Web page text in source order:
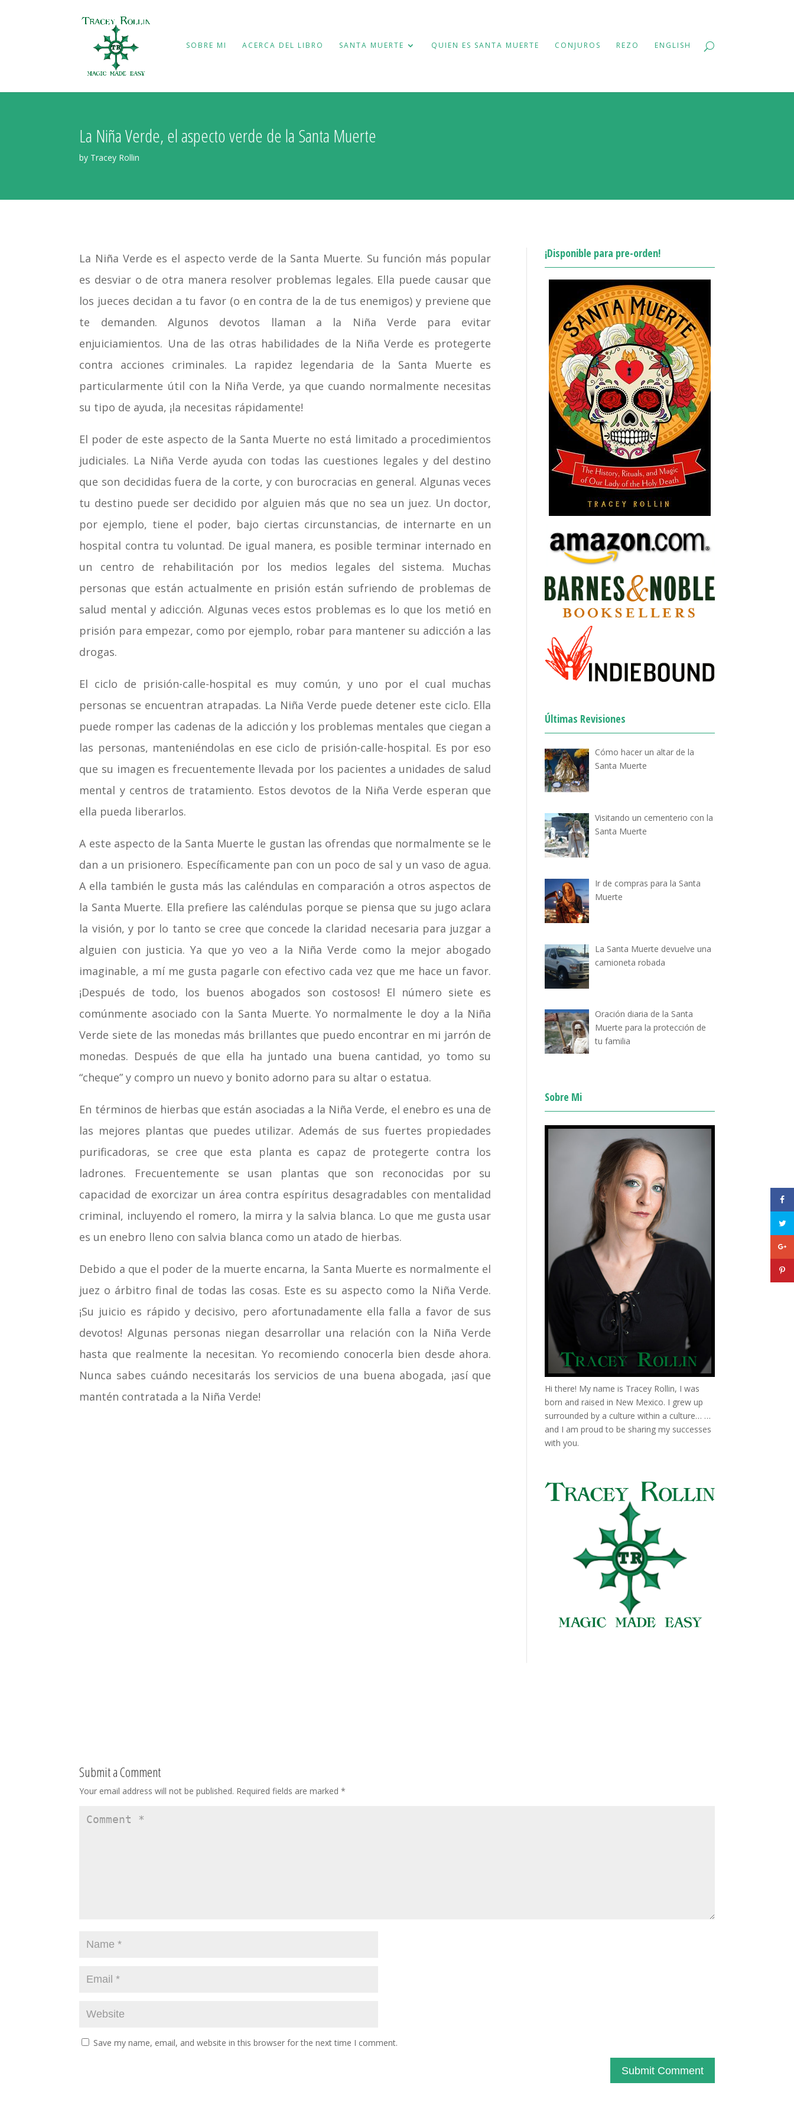
SOBRE MI ACERCA DEL LIBRO SANTA MUERTE QUIEN ES SANTA MUERTE CONJUROS REZO ENGLISH
La Niña Verde, el aspecto verde de la Santa Muerte
by Tracey Rollin
La Niña Verde es el aspecto verde de la Santa Muerte. Su función más popular
es desviar o de otra manera resolver problemas legales. Ella puede causar que
los jueces decidan a tu favor (o en contra de la de tus enemigos) y previene que
te demanden. Algunos devotos llaman a la Niña Verde para evitar
enjuiciamientos. Una de las otras habilidades de la Niña Verde es protegerte
contra acciones criminales. La rapidez legendaria de la Santa Muerte es
particularmente útil con la Niña Verde, ya que cuando normalmente necesitas
su tipo de ayuda, ¡la necesitas rápidamente!
El poder de este aspecto de la Santa Muerte no está limitado a procedimientos
judiciales. La Niña Verde ayuda con todas las cuestiones legales y del destino
que son decididas fuera de la corte, y con burocracias en general. Algunas veces
tu destino puede ser decidido por alguien más que no sea un juez. Un doctor,
por ejemplo, tiene el poder, bajo ciertas circunstancias, de internarte en un
hospital contra tu voluntad. De igual manera, es posible terminar internado en
un centro de rehabilitación por los medios legales del sistema. Muchas
personas que están actualmente en prisión están sufriendo de problemas de
salud mental y adicción. Algunas veces estos problemas es lo que los metió en
prisión para empezar, como por ejemplo, robar para mantener su adicción a las
drogas.
El ciclo de prisión-calle-hospital es muy común, y uno por el cual muchas
personas se encuentran atrapadas. La Niña Verde puede detener este ciclo. Ella
puede romper las cadenas de la adicción y los problemas mentales que ciegan a
las personas, manteniéndolas en ese ciclo de prisión-calle-hospital. Es por eso
que su imagen es frecuentemente llevada por los pacientes a unidades de salud
mental y centros de tratamiento. Estos devotos de la Niña Verde esperan que
ella pueda liberarlos.
A este aspecto de la Santa Muerte le gustan las ofrendas que normalmente se le
dan a un prisionero. Específicamente pan con un poco de sal y un vaso de agua.
A ella también le gusta más las caléndulas en comparación a otros aspectos de
la Santa Muerte. Ella prefiere las caléndulas porque se piensa que su jugo aclara
la visión, y por lo tanto se cree que concede la claridad necesaria para juzgar a
alguien con justicia. Ya que yo veo a la Niña Verde como la mejor abogado
imaginable, a mí me gusta pagarle con efectivo cada vez que me hace un favor.
¡Después de todo, los buenos abogados son costosos! El número siete es
comúnmente asociado con la Santa Muerte. Yo normalmente le doy a la Niña
Verde siete de las monedas más brillantes que puedo encontrar en mi jarrón de
monedas. Después de que ella ha juntado una buena cantidad, yo tomo su
“cheque” y compro un nuevo y bonito adorno para su altar o estatua.
En términos de hierbas que están asociadas a la Niña Verde, el enebro es una de
las mejores plantas que puedes utilizar. Además de sus fuertes propiedades
purificadoras, se cree que esta planta es capaz de protegerte contra los
ladrones. Frecuentemente se usan plantas que son reconocidas por su
capacidad de exorcizar un área contra espíritus desagradables con mentalidad
criminal, incluyendo el romero, la mirra y la salvia blanca. Lo que me gusta usar
es un enebro lleno con salvia blanca como un atado de hierbas.
Debido a que el poder de la muerte encarna, la Santa Muerte es normalmente el
juez o árbitro final de todas las cosas. Este es su aspecto como la Niña Verde.
¡Su juicio es rápido y decisivo, pero afortunadamente ella falla a favor de sus
devotos! Algunas personas niegan desarrollar una relación con la Niña Verde
hasta que realmente la necesitan. Yo recomiendo conocerla bien desde ahora.
Nunca sabes cuándo necesitarás los servicios de una buena abogada, ¡así que
mantén contratada a la Niña Verde!
¡Disponible para pre-orden!
Últimas Revisiones
Cómo hacer un altar de la
Santa Muerte
Visitando un cementerio con la
Santa Muerte
Ir de compras para la Santa
Muerte
La Santa Muerte devuelve una
camioneta robada
Oración diaria de la Santa
Muerte para la protección de
tu familia
Sobre Mi
Hi there! My name is Tracey Rollin, I was
born and raised in New Mexico. I grew up
surrounded by a culture within a culture… …
and I am proud to be sharing my successes
with you.
Submit a Comment
Your email address will not be published. Required fields are marked*
Save my name, email, and website in this browser for the next time I comment.